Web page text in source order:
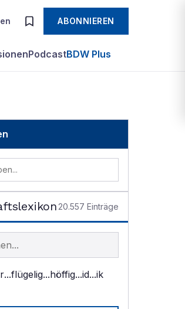
ABONNIEREN
PodcastBDW Plus
20.557 Einträge
suchen
...flügelig...höffig...id...ik